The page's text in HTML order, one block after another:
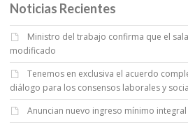
Noticias Recientes
Ministro del trabajo confirma que el
modificado
Tenemos en exclusiva el acuerdo
diálogo para los consensos laborales y
Anuncian nuevo ingreso mínimo integral